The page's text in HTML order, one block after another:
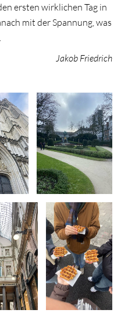
ersten wirklichen Tag in
mit der Spannung, was
Jakob Friedrich